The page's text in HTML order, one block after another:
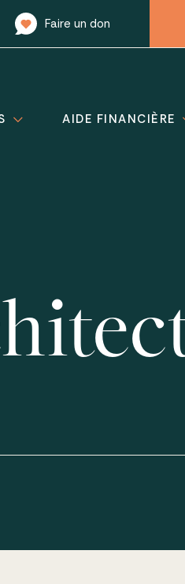
Faire un don
AIDE FINANCIÈRE